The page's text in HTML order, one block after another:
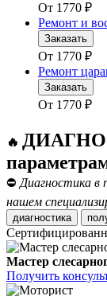
От 1770 ₽
Ремонт и
Заказать
От 1770 ₽
Ремонт
Заказать
От 1770 ₽
🔥
⛔ Диагностика в
нашем
диагностика
Мастер
Получить